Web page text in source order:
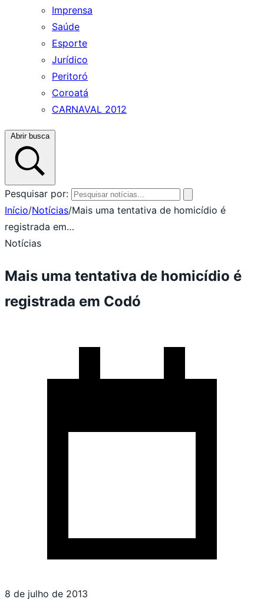
Imprensa
Saúde
Esporte
Jurídico
Peritoró
Coroatá
CARNAVAL 2012
Abrir busca
Pesquisar por:
Início/Notícias/Mais uma tentativa de homicídio é
registrada em…
Notícias
Mais uma tentativa de homicídio é
registrada em Codó
8 de julho de 2013